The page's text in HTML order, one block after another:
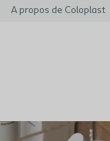
A propos de Coloplast